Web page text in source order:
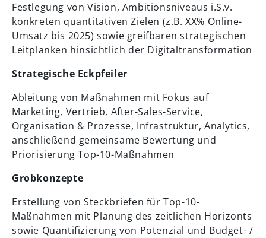
Festlegung von Vision, Ambitionsniveaus i.S.v.
konkreten quantitativen Zielen (z.B. XX% Online-
Umsatz bis 2025) sowie greifbaren strategischen
Leitplanken hinsichtlich der Digitaltransformation
Strategische Eckpfeiler
Ableitung von Maßnahmen mit Fokus auf
Marketing, Vertrieb, After-Sales-Service,
Organisation & Prozesse, Infrastruktur, Analytics,
anschließend gemeinsame Bewertung und
Priorisierung Top-10-Maßnahmen
Grobkonzepte
Erstellung von Steckbriefen für Top-10-
Maßnahmen mit Planung des zeitlichen Horizonts
sowie Quantifizierung von Potenzial und Budget- /